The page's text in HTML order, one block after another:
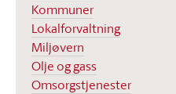
Kommuner
Lokalforvaltning
Miljøvern
Olje og gass
Omsorgstjenester